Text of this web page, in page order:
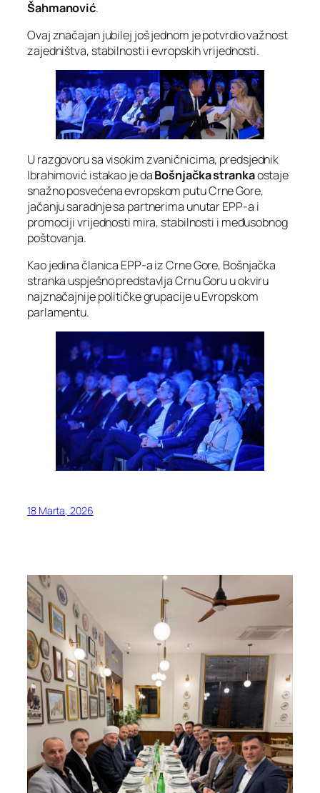
Šahmanović.
Ovaj značajan jubilej još jednom je potvrdio važnost
zajedništva, stabilnosti i evropskih vrijednosti.
U razgovoru sa visokim zvaničnicima, predsjednik
Ibrahimović istakao je daBošnjačka strankaostaje
snažno posvećena evropskom putu Crne Gore,
jačanju saradnje sa partnerima unutar EPP-a i
promociji vrijednosti mira, stabilnosti i međusobnog
poštovanja.
Kao jedina članica EPP-a iz Crne Gore, Bošnjačka
stranka uspješno predstavlja Crnu Goru u okviru
najznačajnije političke grupacije u Evropskom
parlamentu.
18 Marta, 2026